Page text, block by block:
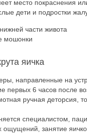
место покраснения
дети и подростки
части живота
мошонки
яичка
направленные на
первых 6 часов после
ручная деторсия,
специалистом,
занятие